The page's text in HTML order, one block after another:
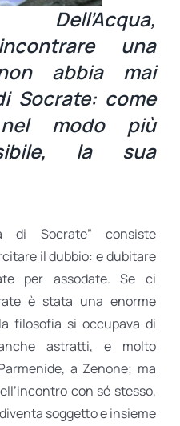
Dell’Acqua,
una
abbia mai
Socrate: come
nel modo più
la sua
di Socrate” consiste
il dubbio: e dubitare
per assodate. Se ci
è stata una enorme
filosofia si occupava di
astratti, e molto
a Zenone; ma
con sé stesso,
soggetto e insieme